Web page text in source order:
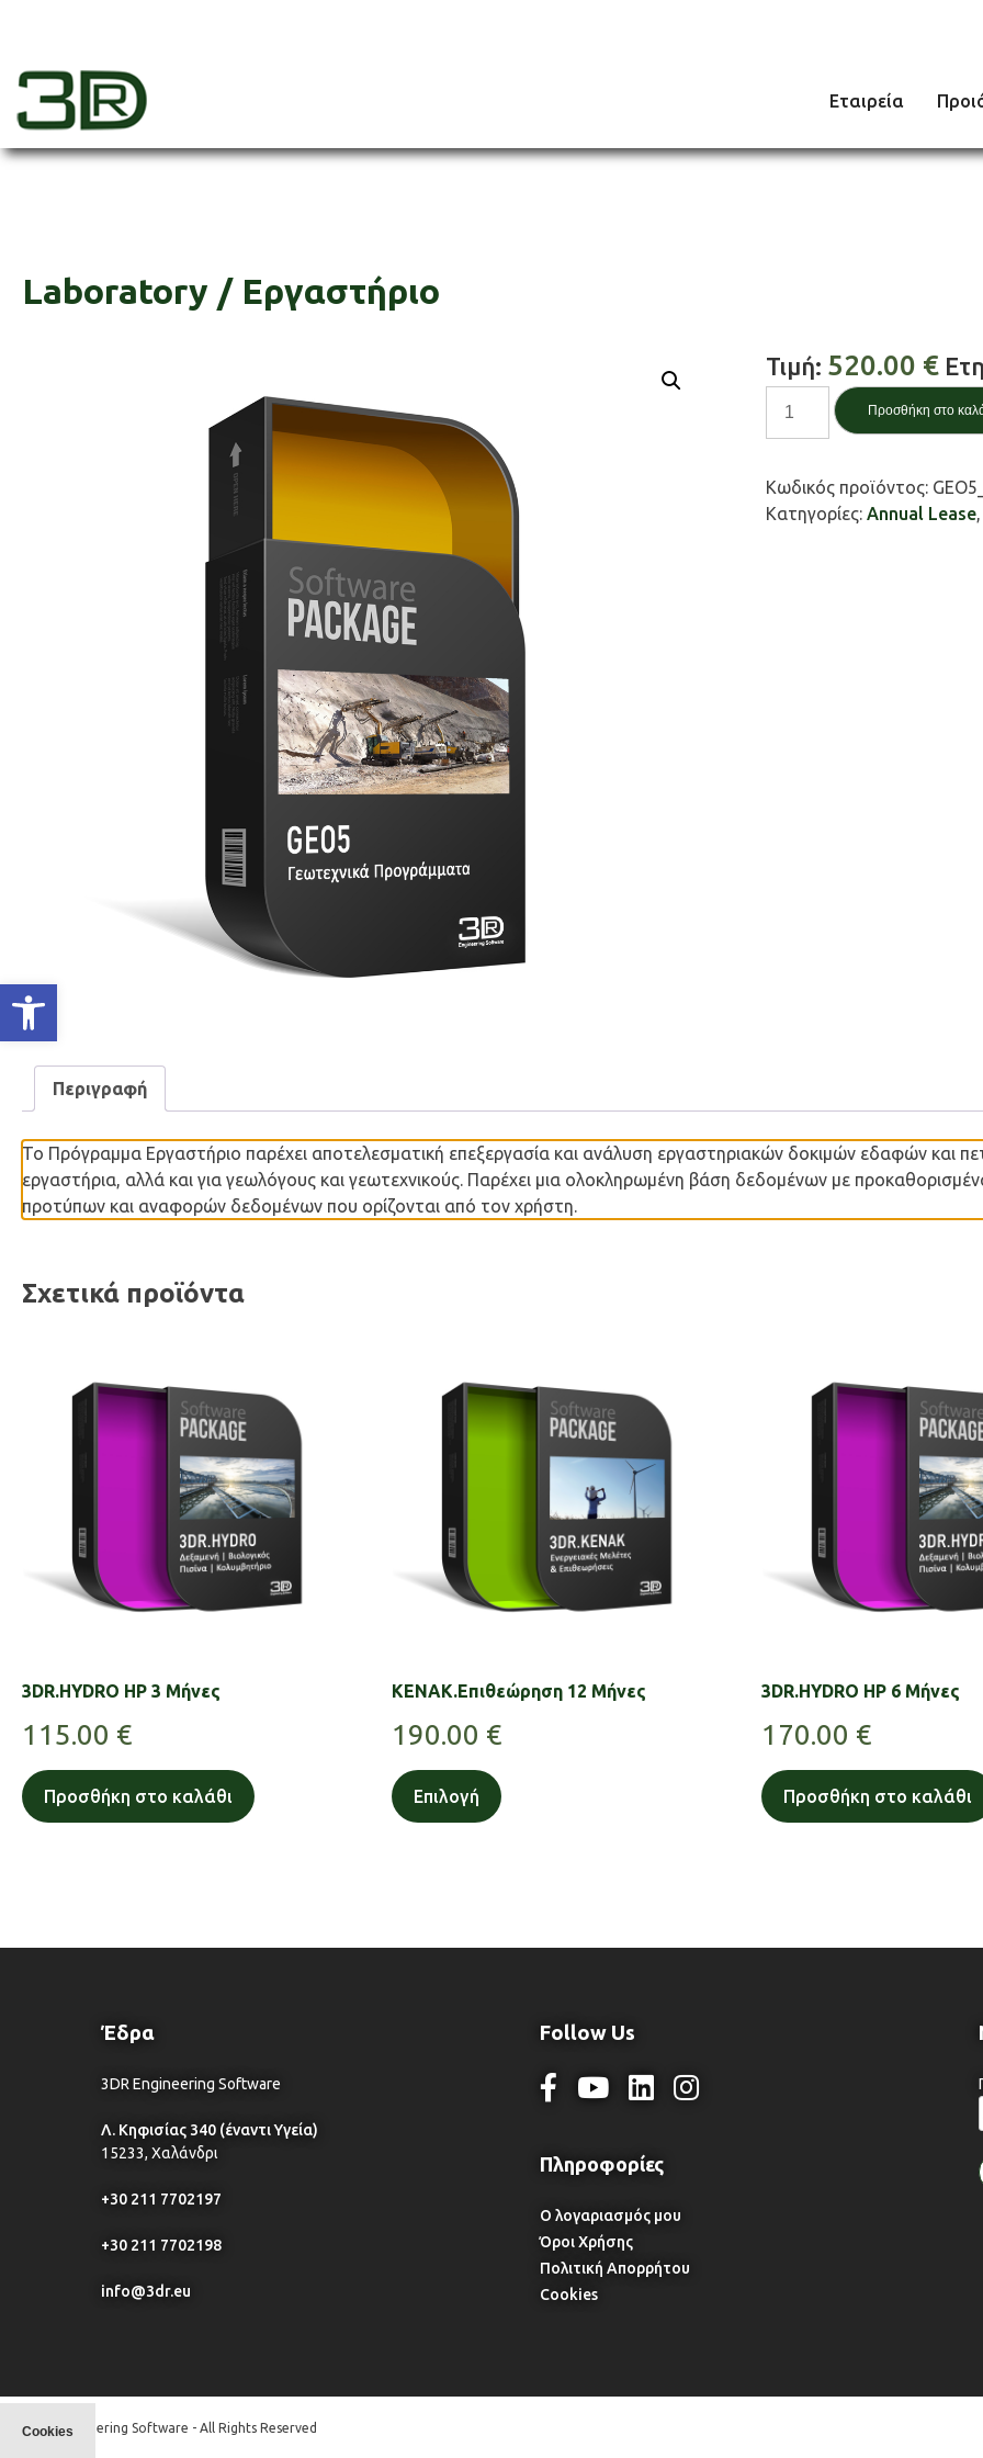
Ανοίξτε τη γραμμή εργαλείων
3dr
Εταιρεία
Laboratory / Εργαστήριο
Τιμή: 520.00 €
Laboratory
ποσότητα
Προσθήκη στο
Κωδικός προϊόντος:
Κατηγορίες:Annual Lease,
Περιγραφή
Το Πρόγραμμα Εργαστήριο παρέχει αποτελεσματική επεξεργασία και ανάλυση εργαστηριακών δοκιμών εδαφών και
εργαστήρια, αλλά και για γεωλόγους και γεωτεχνικούς. Παρέχει μια ολοκληρωμένη βάση δεδομένων με
προτύπων και αναφορών δεδομένων που ορίζονται από τον χρήστη.
Σχετικά προϊόντα
3DR.HYDRO HP 3 Μήνες
115.00 €
Προσθήκη στο καλάθι
KENAK.Επιθεώρηση 12 Μήνες
190.00 €
Επιλογή
3DR.HYDRO HP 6 Μήνες
170.00 €
Προσθήκη στο καλάθι
Έδρα
3DR Engineering Software
Λ. Κηφισίας 340 (έναντι Υγεία)
15233, Χαλάνδρι
+30 211 7702197
+30 211 7702198
info@3dr.eu
Follow Us
Ο λογαριασμός μου
Όροι Χρήσης
Πολιτική Απορρήτου
Cookies
© 3DR Engineering Software - All Rights Reserved
Cookies